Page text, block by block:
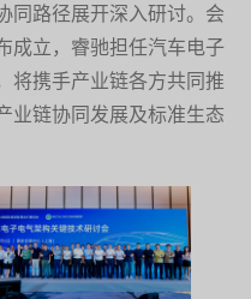
同路径展开深入研讨。会
成立，睿驰担任汽车电子
将携手产业链各方共同推
业链协同发展及标准生态